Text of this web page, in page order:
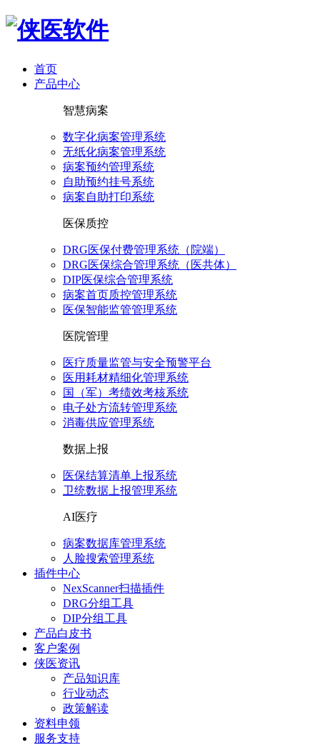
首页
产品中心
智慧病案
数字化病案管理系统
无纸化病案管理系统
病案预约管理系统
自助预约挂号系统
病案自助打印系统
医保质控
DRG医保付费管理系统（院端）
DRG医保综合管理系统（医共体）
DIP医保综合管理系统
病案首页质控管理系统
医保智能监管管理系统
医院管理
医疗质量监管与安全预警平台
医用耗材精细化管理系统
国（军）考绩效考核系统
电子处方流转管理系统
消毒供应管理系统
数据上报
医保结算清单上报系统
卫统数据上报管理系统
AI医疗
病案数据库管理系统
人脸搜索管理系统
插件中心
NexScanner扫描插件
DRG分组工具
DIP分组工具
产品白皮书
客户案例
侠医资讯
产品知识库
行业动态
政策解读
资料申领
服务支持